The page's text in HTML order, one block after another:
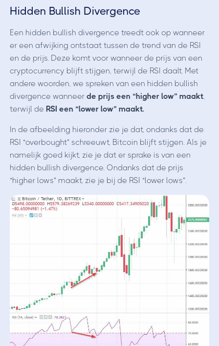
Hidden Bullish Divergence
Een hidden bullish divergence treedt ook op wanneer
er een afwijking ontstaat tussen de trend van de RSI
en de prijs. Deze komt voor wanneer de prijs van een
cryptocurrency blijft stijgen, terwijl de RSI daalt. Met
andere woorden, we spreken van een hidden bullish
divergence wanneer de prijs een “higher low” maakt
terwijl de RSI een “lower low” maakt.
In de afbeelding hieronder zie je dat, ondanks dat de
RSI “overbought” schreeuwt, Bitcoin blijft stijgen. Als je
namelijk goed kijkt, zie je dat er sprake is van een
hidden bullish divergence. Ondanks dat de prijs
“higher lows” maakt, zie je bij de RSI “lower lows”.